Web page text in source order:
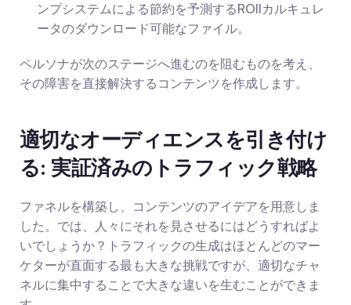
ンプシステムによる節約を予測するROIlカルキュレ
ータのダウンロード可能なファイル。
ペルソナが次のステージへ進むのを阻むものを考え、
その障害を直接解決するコンテンツを作成します。
適切なオーディエンスを引き付け
る: 実証済みのトラフィック戦略
ファネルを構築し、コンテンツのアイデアを用意しま
した。では、人々にそれを見させるにはどうすればよ
いでしょうか？トラフィックの生成はほとんどのマー
ケターが直面する最も大きな挑戦ですが、適切なチャ
ネルに集中することで大きな違いを生むことができま